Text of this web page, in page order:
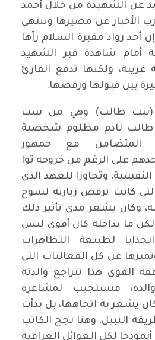
عن الشهيدة من خلال أحمد
عن مصيرها وتنتهي
أحد رواد مقبرة السلام رآها
أمام شاهدة قبر الشهيد
ولكنها تدفع القارئ
بين قبولها ورفضها.
(بيت طالب) وهي من ست
طالب نادم مظلوم شخصية
المتضامن مع جمهور
على الرغم من خروجه توا
وتجاوزا للعهد الذي
كانت ترفض زيارته لسوح
وكان يشعر مدى تأثير ذلك
ما بداخله كان أقوى ليس
لطبيعة التظاهرات
عن كل الفعاليات التي
القوي هذا تتراجع والدته
فتستجيب لمشاعره
يشعر به اتجاهها، بل بدأت
النبيل، وهنا نجح الكاتب
لكل العوائل العراقية